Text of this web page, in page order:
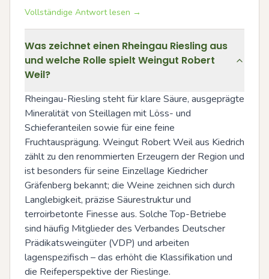
Vollständige Antwort lesen →
Was zeichnet einen Rheingau Riesling aus
und welche Rolle spielt Weingut Robert
Weil?
Rheingau-Riesling steht für klare Säure, ausgeprägte
Mineralität von Steillagen mit Löss- und
Schieferanteilen sowie für eine feine
Fruchtausprägung. Weingut Robert Weil aus Kiedrich
zählt zu den renommierten Erzeugern der Region und
ist besonders für seine Einzellage Kiedricher
Gräfenberg bekannt; die Weine zeichnen sich durch
Langlebigkeit, präzise Säurestruktur und
terroirbetonte Finesse aus. Solche Top-Betriebe
sind häufig Mitglieder des Verbandes Deutscher
Prädikatsweingüter (VDP) und arbeiten
lagenspezifisch – das erhöht die Klassifikation und
die Reifeperspektive der Rieslinge.